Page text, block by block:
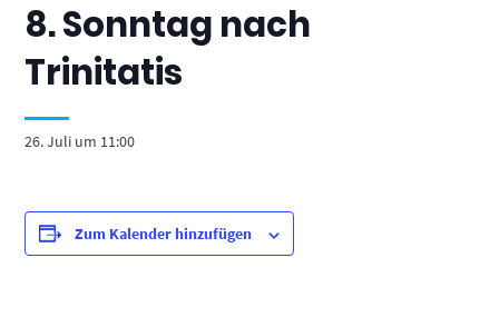
8. Sonntag nach
Trinitatis
26. Juli um 11:00
Zum Kalender hinzufügen